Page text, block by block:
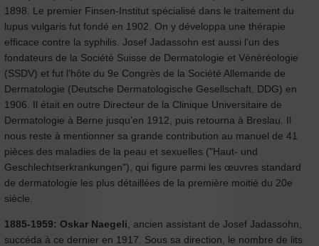
1898. Le premier Finsen-Institut spécialisé dans le traitement du
lupus vulgaris fut fondé en 1902. On y développa une thérapie
efficace contre la syphilis. Josef Jadassohn est aussi l’un des
fondateurs de la Société Suisse de Dermatologie et Vénéréologie
(SSDV) et fut l’hôte du 9e Congrès de la Société Allemande de
Dermatologie (Deutsche Dermatologische Gesellschaft, DDG) en
1906. Il était en outre Directeur de la Clinique Universitaire de
Dermatologie à Berne jusqu’en 1912, puis retourna à Breslau. Il
nous reste à mentionner sa grande contribution au manuel de 41
pièces des maladies de la peau et sexuelles ("Haut- und
Geschlechtserkrankungen"), qui figure parmi les œuvres standard
de dermatologie les plus détaillées de la première moitié du 20e
siècle.
1885-1959: Oskar Naegeli , ancien assistant de Josef Jadassohn,
succéda à ce dernier en 1917. Sous sa direction, le nombre de lits